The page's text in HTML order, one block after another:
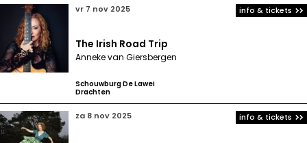
vr 7 nov 2025
The Irish Road Trip
Anneke van Giersbergen
Schouwburg De Lawei
Drachten
info & tickets
za 8 nov 2025 info & tickets